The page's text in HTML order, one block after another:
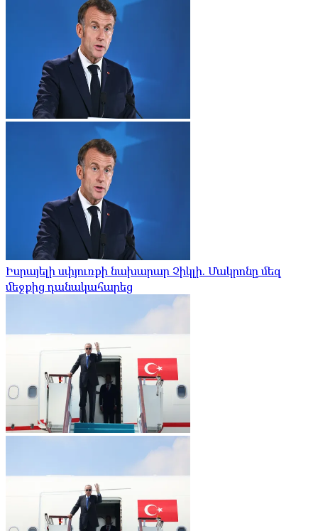
Իսրայելի սփյուռքի նախարար Չիկլի. Մակրոնը մեզ
մեջքից դանակահարեց